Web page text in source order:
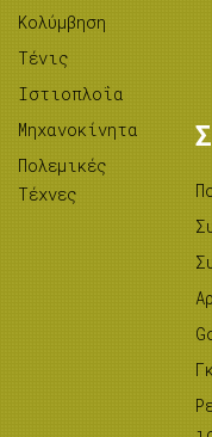
Κολύμβηση
Τένις
Ιστιοπλοΐα
Μηχανοκίνητα
Πολεμικές
Τέχνες